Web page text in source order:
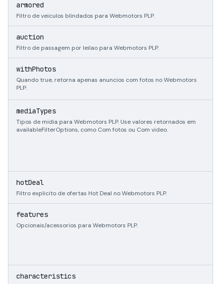
armored
Filtro de veiculos blindados para Webmotors PLP.
auction
Filtro de passagem por leilao para Webmotors PLP.
withPhotos
Quando true, retorna apenas anuncios com fotos no Webmotors
PLP.
mediaTypes
Tipos de midia para Webmotors PLP. Use valores retornados em
availableFilterOptions, como Com fotos ou Com video.
hotDeal
Filtro explicito de ofertas Hot Deal no Webmotors PLP.
features
Opcionais/acessorios para Webmotors PLP.
characteristics